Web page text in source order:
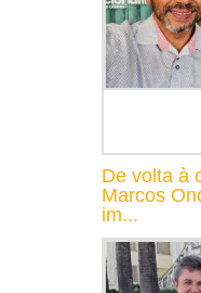
De volta à
Marcos
im...